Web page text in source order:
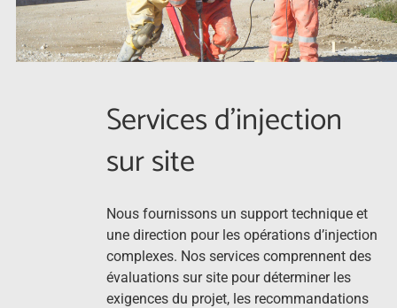
Services d’injection
sur site
Nous fournissons un support technique et
une direction pour les opérations d’injection
complexes. Nos services comprennent des
évaluations sur site pour déterminer les
exigences du projet, les recommandations